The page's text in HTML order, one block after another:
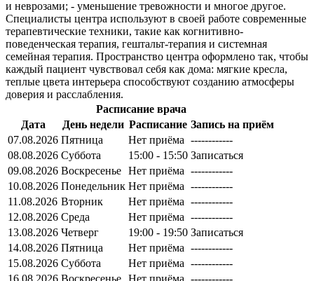
и неврозами; - уменьшение тревожности и многое другое.
Специалисты центра используют в своей работе современные
терапевтические техники, такие как когнитивно-
поведенческая терапия, гештальт-терапия и системная
семейная терапия. Пространство центра оформлено так, чтобы
каждый пациент чувствовал себя как дома: мягкие кресла,
теплые цвета интерьера способствуют созданию атмосферы
доверия и расслабления.
Расписание врача
Дата
День недели Расписание Запись на приём
07.08.2026 Пятница Нет приёма ------------
08.08.2026 Суббота 15:00 - 15:50 Записаться
09.08.2026 Воскресенье Нет приёма ------------
10.08.2026 Понедельник Нет приёма ------------
11.08.2026 Вторник Нет приёма ------------
12.08.2026 Среда Нет приёма ------------
13.08.2026 Четверг 19:00 - 19:50 Записаться
14.08.2026 Пятница Нет приёма ------------
15.08.2026 Суббота Нет приёма ------------
16.08.2026 Воскресенье Нет приёма ------------